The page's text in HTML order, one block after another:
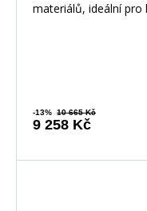
materiálů, ideální pro
-13% 10 665 Kč
9 258 Kč